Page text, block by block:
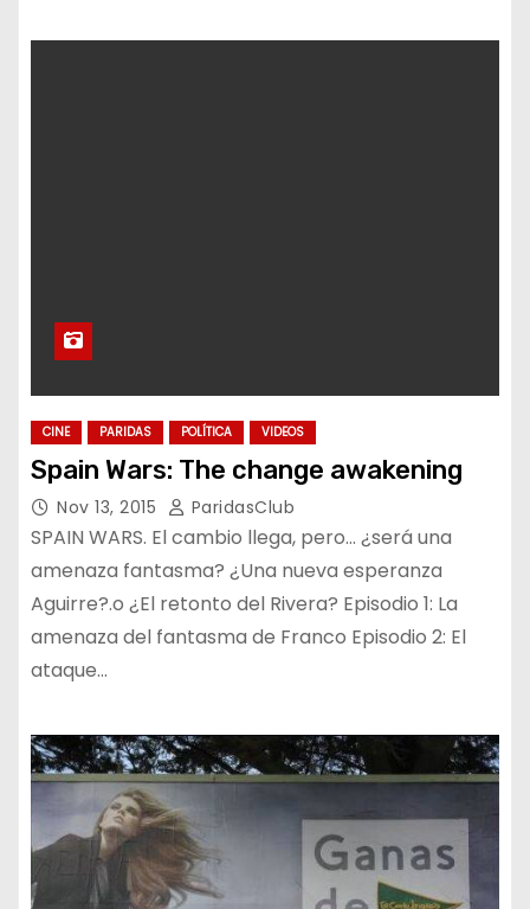
CINE PARIDAS POLÍTICA VIDEOS
Spain Wars: The change awakening
Nov 13, 2015 ParidasClub
SPAIN WARS. El cambio llega, pero… ¿será una
amenaza fantasma? ¿Una nueva esperanza
Aguirre?.o ¿El retonto del Rivera? Episodio 1: La
amenaza del fantasma de Franco Episodio 2: El
ataque…